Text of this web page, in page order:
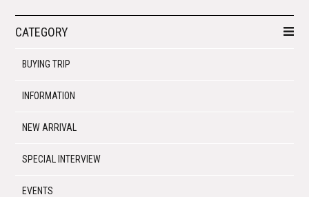
CATEGORY
BUYING TRIP
INFORMATION
NEW ARRIVAL
SPECIAL INTERVIEW
EVENTS